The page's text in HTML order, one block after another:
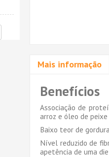
Mais informação
Benefícios
Associação de
arroz e óleo de
Baixo teor de
Nível reduzido de
apetência de uma